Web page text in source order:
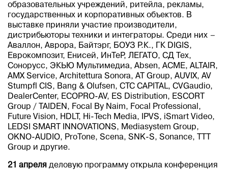
образовательных учреждений, ритейла, рекламы,
государственных и корпоративных объектов. В
выставке приняли участие производители,
дистрибьюторы техники и интеграторы. Среди них –
Аваллон, Аврора, Байтэрг, БОУЗ Р.К., ГК DIGIS,
Еврокомпозит, Енисей, ИнТеР, ЛЕГАТО, СД Тех,
Сонорусс, ЭКЬЮ Мультимедиа, Absen, ACME, ALTAIR,
AMX Service, Architettura Sonora, AT Group, AUVIX, AV
Stumpfl CIS, Bang & Olufsen, CTC CAPITAL, CVGaudio,
DealerCenter, ECOPRO-AV, ES Distribution, ESCORT
Group / TAIDEN, Focal By Naim, Focal Professional,
Future Vision, HDLT, Hi-Tech Media, IPVS, iSmart Video,
LEDSI SMART INNOVATIONS, Mediasystem Group,
OKNO-AUDIO, ProTone, Scena, SNK-S, Sonance, TTT
Group и другие.
21 апреля деловую программу открыла конференция